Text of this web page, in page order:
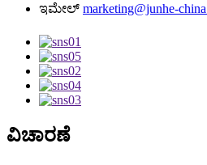
ಇಮೇಲ್ marketing@junhe-
ವಿಚಾರಣೆ